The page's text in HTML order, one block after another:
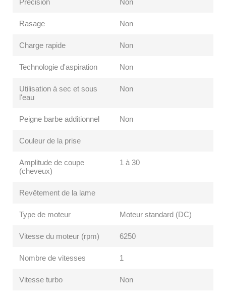
Rasage Non
Charge rapide Non
Technologie d'aspiration Non
Utilisation à sec et sous
l'eau
Non
Peigne barbe additionnel Non
Couleur de la prise
Amplitude de coupe
(cheveux)
1 à 30
Revêtement de la lame
Type de moteur Moteur standard (DC)
Vitesse du moteur (rpm) 6250
Nombre de vitesses 1
Vitesse turbo Non